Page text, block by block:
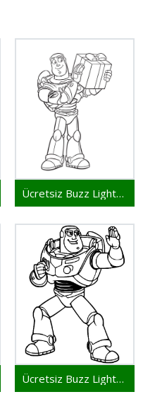
Ücretsiz Buzz Lightyear Çocuklar İçin
Ücretsiz Buzz Lightyear Yazdırılacak